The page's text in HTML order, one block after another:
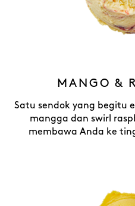
MANGO &
Satu sendok yang begitu
mangga dan swirl
membawa Anda ke